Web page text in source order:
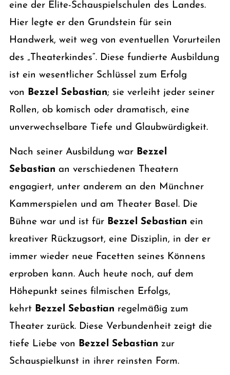
eine der Elite-Schauspielschulen des Landes.
Hier legte er den Grundstein für sein
Handwerk, weit weg von eventuellen Vorurteilen
des „Theaterkindes“. Diese fundierte Ausbildung
ist ein wesentlicher Schlüssel zum Erfolg
von Bezzel Sebastian; sie verleiht jeder seiner
Rollen, ob komisch oder dramatisch, eine
unverwechselbare Tiefe und Glaubwürdigkeit.
Nach seiner Ausbildung war Bezzel
Sebastian an verschiedenen Theatern
engagiert, unter anderem an den Münchner
Kammerspielen und am Theater Basel. Die
Bühne war und ist für Bezzel Sebastian ein
kreativer Rückzugsort, eine Disziplin, in der er
immer wieder neue Facetten seines Könnens
erproben kann. Auch heute noch, auf dem
Höhepunkt seines filmischen Erfolgs,
kehrt Bezzel Sebastian regelmäßig zum
Theater zurück. Diese Verbundenheit zeigt die
tiefe Liebe von Bezzel Sebastian zur
Schauspielkunst in ihrer reinsten Form.